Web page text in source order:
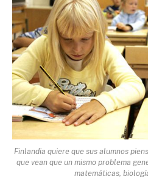
Finlandia quiere que sus alumnos
que vean que un mismo problema
matemáticas,